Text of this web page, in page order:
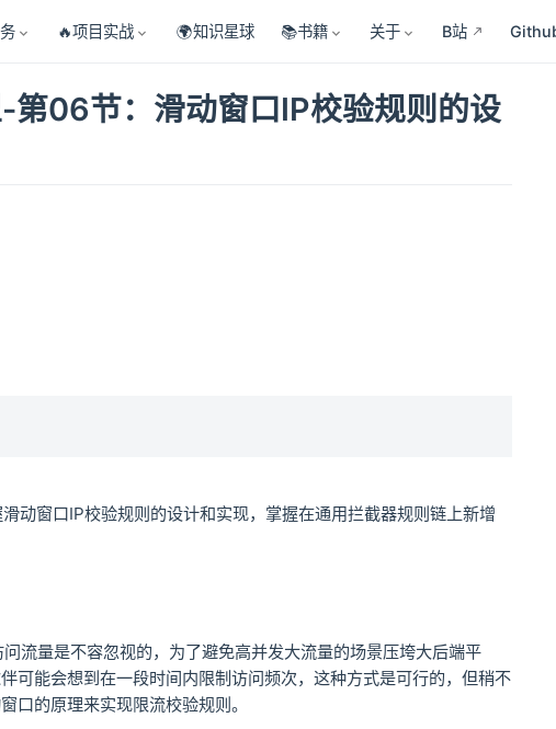
🔥项目实战 🌍知识星球 📚书籍 关于 B站
第06节：滑动窗口IP校验规则的设
动窗口IP校验规则的设计和实现，掌握在通用拦截器规则链上新增
流量是不容忽视的，为了避免高并发大流量的场景压垮大后端平
可能会想到在一段时间内限制访问频次，这种方式是可行的，但稍不
口的原理来实现限流校验规则。